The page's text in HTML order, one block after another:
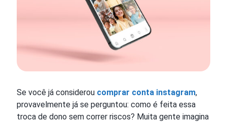
Se você já considerou comprar conta instagram,
provavelmente já se perguntou: como é feita essa
troca de dono sem correr riscos? Muita gente imagina